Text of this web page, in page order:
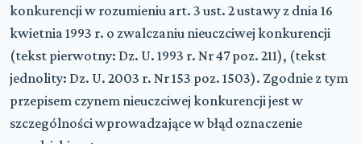
konkurencji w rozumieniu art. 3 ust. 2 ustawy z dnia 16
kwietnia 1993 r. o zwalczaniu nieuczciwej konkurencji
(tekst pierwotny: Dz. U. 1993 r. Nr 47 poz. 211), (tekst
jednolity: Dz. U. 2003 r. Nr 153 poz. 1503). Zgodnie z tym
przepisem czynem nieuczciwej konkurencji jest w
szczególności wprowadzające w błąd oznaczenie